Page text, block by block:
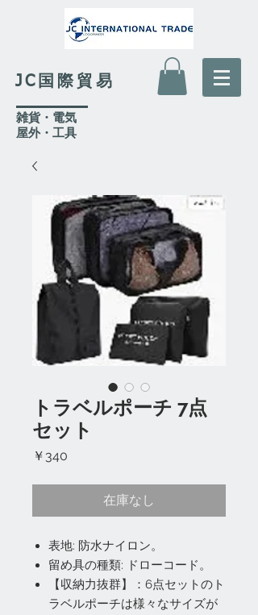
JC国際貿易
​雑貨・電気
​屋外・工具
トラベルポーチ 7点
セット
￥340
在庫なし
表地: 防水ナイロン。
留め具の種類: ドローコード。
【収納力抜群】：6点セットのト
ラベルポーチは様々なサイズが